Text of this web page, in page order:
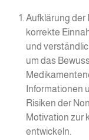
Aufklärung der
korrekte
und
um das
Informationen
Risiken der
Motivation zur
entwickeln.